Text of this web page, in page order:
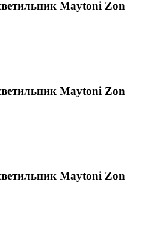
Maytoni Zon
Maytoni Zon
Maytoni Zon